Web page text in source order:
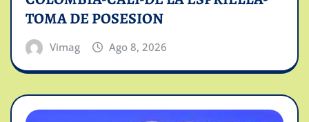
TOMA DE POSESION
Vimag Ago 8, 2026